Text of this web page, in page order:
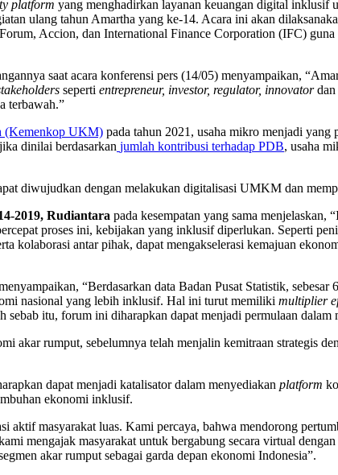
platform yang menghadirkan layanan keuangan digital inklusif
ulang tahun Amartha yang ke-14. Acara ini akan
Accion, dan International Finance Corporation (IFC)
saat acara konferensi pers (14/05) menyampaikan,
seperti entrepreneur, investor, regulator, innovatordan
terbawah.”
(Kemenkop UKM) pada tahun 2021, usaha mikro menjadi
dinilai berdasarkan jumlah kontribusi terhadap PDB, usaha
diwujudkan dengan melakukan digitalisasi UMKM dan
2019, Rudiantara pada kesempatan yang sama
proses ini, kebijakan yang inklusif diperlukan. Seperti
kolaborasi antar pihak, dapat mengakselerasi kemajuan
“Berdasarkan data Badan Pusat Statistik,
nasional yang lebih inklusif. Hal ini turut memiliki multiplier
itu, forum ini diharapkan dapat menjadi permulaan
akar rumput, sebelumnya telah menjalin kemitraan strategis
dapat menjadi katalisator dalam menyediakan platform
ekonomi inklusif.
aktif masyarakat luas. Kami percaya, bahwa mendorong
mengajak masyarakat untuk bergabung secara virtual
akar rumput sebagai garda depan ekonomi Indonesia”.